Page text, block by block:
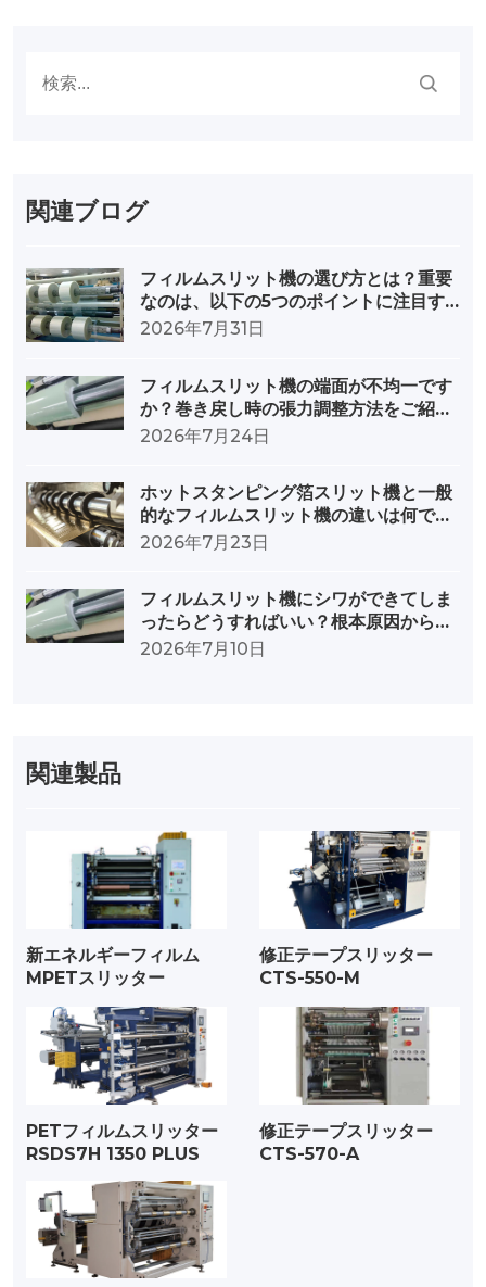
関連ブログ
フィルムスリット機の選び方とは？重要
なのは、以下の5つのポイントに注目す
ることです。
2026年7月31日
フィルムスリット機の端面が不均一です
か？巻き戻し時の張力調整方法をご紹介
します。
2026年7月24日
ホットスタンピング箔スリット機と一般
的なフィルムスリット機の違いは何です
か？
2026年7月23日
フィルムスリット機にシワができてしま
ったらどうすればいい？根本原因から対
策までを徹底分析
2026年7月10日
関連製品
新エネルギーフィルム
MPETスリッター
修正テープスリッター
CTS-550-M
PETフィルムスリッター
RSDS7H 1350 PLUS
修正テープスリッター
CTS-570-A